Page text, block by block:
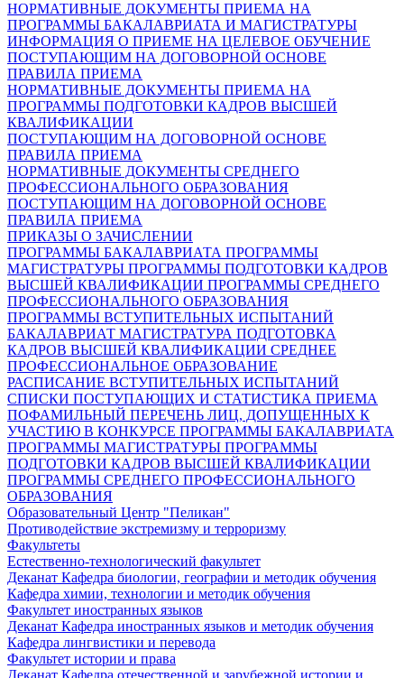
НОРМАТИВНЫЕ ДОКУМЕНТЫ ПРИЕМА НА
ПРОГРАММЫ БАКАЛАВРИАТА И МАГИСТРАТУРЫ
ИНФОРМАЦИЯ О ПРИЕМЕ НА ЦЕЛЕВОЕ ОБУЧЕНИЕ
ПОСТУПАЮЩИМ НА ДОГОВОРНОЙ ОСНОВЕ
ПРАВИЛА ПРИЕМА
НОРМАТИВНЫЕ ДОКУМЕНТЫ ПРИЕМА НА
ПРОГРАММЫ ПОДГОТОВКИ КАДРОВ ВЫСШЕЙ
КВАЛИФИКАЦИИ
ПОСТУПАЮЩИМ НА ДОГОВОРНОЙ ОСНОВЕ
ПРАВИЛА ПРИЕМА
НОРМАТИВНЫЕ ДОКУМЕНТЫ СРЕДНЕГО
ПРОФЕССИОНАЛЬНОГО ОБРАЗОВАНИЯ
ПОСТУПАЮЩИМ НА ДОГОВОРНОЙ ОСНОВЕ
ПРАВИЛА ПРИЕМА
ПРИКАЗЫ О ЗАЧИСЛЕНИИ
ПРОГРАММЫ БАКАЛАВРИАТА ПРОГРАММЫ
МАГИСТРАТУРЫ ПРОГРАММЫ ПОДГОТОВКИ КАДРОВ
ВЫСШЕЙ КВАЛИФИКАЦИИ ПРОГРАММЫ СРЕДНЕГО
ПРОФЕССИОНАЛЬНОГО ОБРАЗОВАНИЯ
ПРОГРАММЫ ВСТУПИТЕЛЬНЫХ ИСПЫТАНИЙ
БАКАЛАВРИАТ МАГИСТРАТУРА ПОДГОТОВКА
КАДРОВ ВЫСШЕЙ КВАЛИФИКАЦИИ СРЕДНЕЕ
ПРОФЕССИОНАЛЬНОЕ ОБРАЗОВАНИЕ
РАСПИСАНИЕ ВСТУПИТЕЛЬНЫХ ИСПЫТАНИЙ
СПИСКИ ПОСТУПАЮЩИХ И СТАТИСТИКА ПРИЕМА
ПОФАМИЛЬНЫЙ ПЕРЕЧЕНЬ ЛИЦ, ДОПУЩЕННЫХ К
УЧАСТИЮ В КОНКУРСЕ ПРОГРАММЫ БАКАЛАВРИАТА
ПРОГРАММЫ МАГИСТРАТУРЫ ПРОГРАММЫ
ПОДГОТОВКИ КАДРОВ ВЫСШЕЙ КВАЛИФИКАЦИИ
ПРОГРАММЫ СРЕДНЕГО ПРОФЕССИОНАЛЬНОГО
ОБРАЗОВАНИЯ
Образовательный Центр "Пеликан"
Противодействие экстремизму и терроризму
Факультеты
Естественно-технологический факультет
Деканат Кафедра биологии, географии и методик обучения
Кафедра химии, технологии и методик обучения
Факультет иностранных языков
Деканат Кафедра иностранных языков и методик обучения
Кафедра лингвистики и перевода
Факультет истории и права
Деканат Кафедра отечественной и зарубежной истории и